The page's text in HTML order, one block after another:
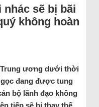
sẽ bị bãi
không hoàn
ương dưới thời
đang được tung
bộ lãnh đạo không
tiếp sẽ bị thay thế